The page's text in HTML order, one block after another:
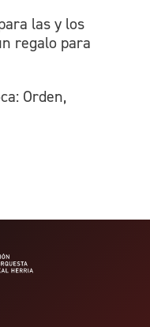
las y los
regalo para
Orden,